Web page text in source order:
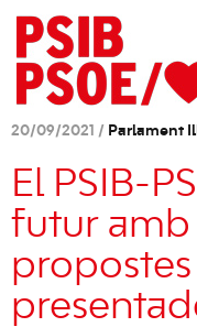
20/09/2021 / Parlament
El PSIB-
futur amb